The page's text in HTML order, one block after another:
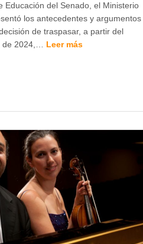
Educación del Senado, el Ministerio
los antecedentes y argumentos
de traspasar, a partir del
de 2024,… Leer más